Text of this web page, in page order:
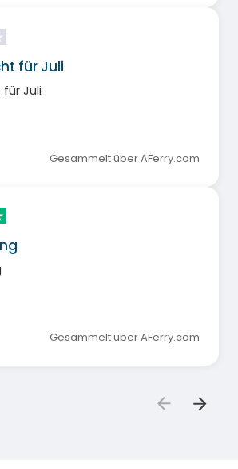
für Juli
Juli
Gesammelt über AFerry.com
Gesammelt über AFerry.com